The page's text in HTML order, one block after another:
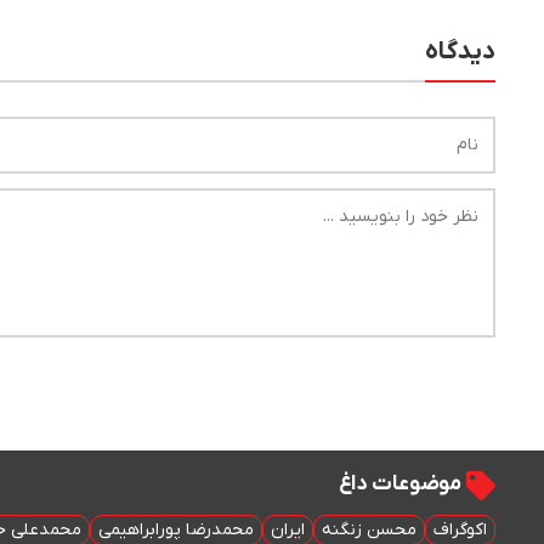
دیدگاه
موضوعات داغ
اکوگراف محسن زنگنه ایران محمدرضا پورابراهیمی محمدعلی